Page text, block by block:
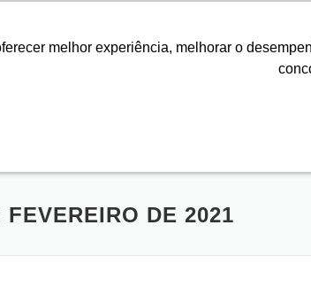
melhor experiência, melhorar o
O QUE FAZEMOS
FEVEREIRO DE 2021